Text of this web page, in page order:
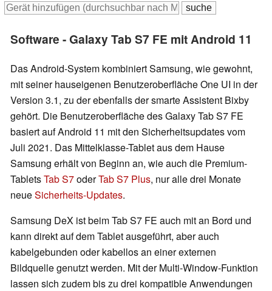
Software - Galaxy Tab S7 FE mit Android 11
Das Android-System kombiniert Samsung, wie gewohnt,
mit seiner hauseigenen Benutzeroberfläche One UI in der
Version 3.1, zu der ebenfalls der smarte Assistent Bixby
gehört. Die Benutzeroberfläche des Galaxy Tab S7 FE
basiert auf Android 11 mit den Sicherheitsupdates vom
Juli 2021. Das Mittelklasse-Tablet aus dem Hause
Samsung erhält von Beginn an, wie auch die Premium-
TabletsTab S7oderTab S7 Plus, nur alle drei Monate
neueSicherheits-Updates.
Samsung DeX ist beim Tab S7 FE auch mit an Bord und
kann direkt auf dem Tablet ausgeführt, aber auch
kabelgebunden oder kabellos an einer externen
Bildquelle genutzt werden. Mit der Multi-Window-Funktion
lassen sich zudem bis zu drei kompatible Anwendungen